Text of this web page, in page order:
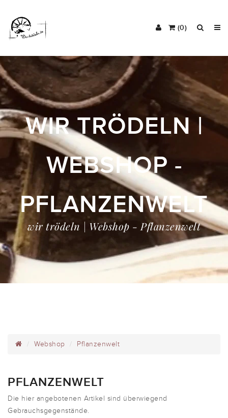
(0)
WIR TRÖDELN |
WEBSHOP -
PFLANZENWELT
wir trödeln | Webshop - Pflanzenwelt
Webshop Pflanzenwelt
PFLANZENWELT
Die hier angebotenen Artikel sind überwiegend
Gebrauchsgegenstände.